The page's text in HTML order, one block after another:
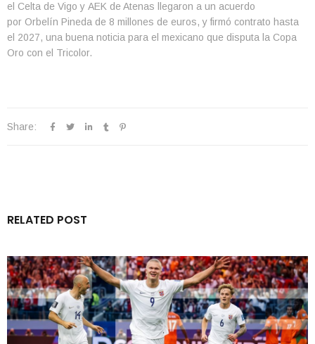
el Celta de Vigo y AEK de Atenas llegaron a un acuerdo
por Orbelín Pineda de 8 millones de euros, y firmó contrato hasta
el 2027, una buena noticia para el mexicano que disputa la Copa
Oro con el Tricolor.
Share:
RELATED POST